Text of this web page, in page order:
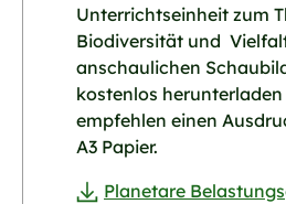
Unterrichtseinheit zum
Biodiversität und
anschaulichen
kostenlos
empfehlen einen
A3 Papier.
Planetare